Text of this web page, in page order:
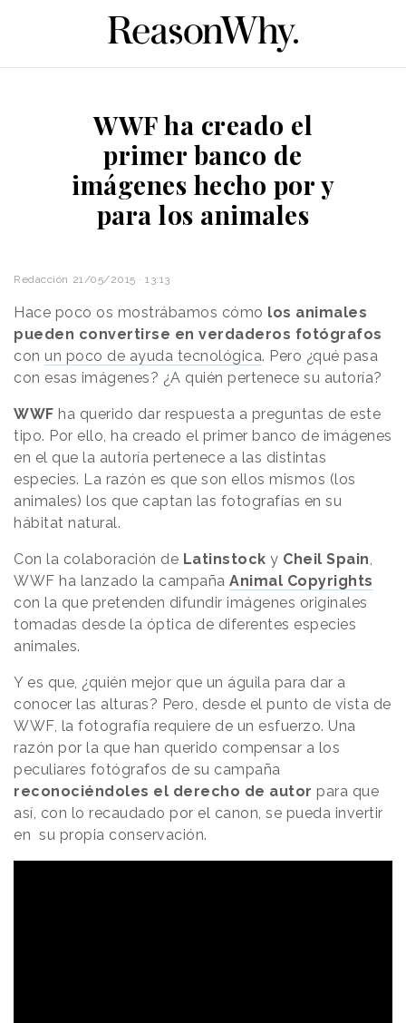
WWF ha creado el
primer banco de
imágenes hecho por y
para los animales
Redacción 21/05/2015 · 13:13
Hace poco os mostrábamos cómo los animales
pueden convertirse en verdaderos fotógrafos
con un poco de ayuda tecnológica. Pero ¿qué pasa
con esas imágenes? ¿A quién pertenece su autoría?
WWF ha querido dar respuesta a preguntas de este
tipo. Por ello, ha creado el primer banco de imágenes
en el que la autoría pertenece a las distintas
especies. La razón es que son ellos mismos (los
animales) los que captan las fotografías en su
hábitat natural.
Con la colaboración de Latinstock y Cheil Spain
WWF ha lanzado la campaña Animal Copyrights
con la que pretenden difundir imágenes originales
tomadas desde la óptica de diferentes especies
animales.
Y es que, ¿quién mejor que un águila para dar a
conocer las alturas? Pero, desde el punto de vista de
WWF, la fotografía requiere de un esfuerzo. Una
razón por la que han querido compensar a los
peculiares fotógrafos de su campaña
reconociéndoles el derecho de autor para que
así, con lo recaudado por el canon, se pueda invertir
en su propia conservación.